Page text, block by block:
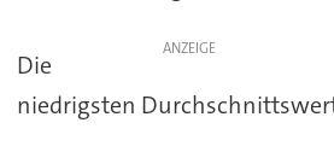
ANZEIGE
Die
niedrigsten